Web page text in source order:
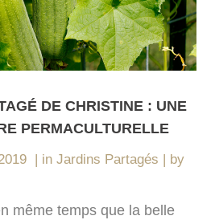
DE CHRISTINE : UNE
PERMACULTURELLE
in Jardins Partagés
by
même temps que la belle